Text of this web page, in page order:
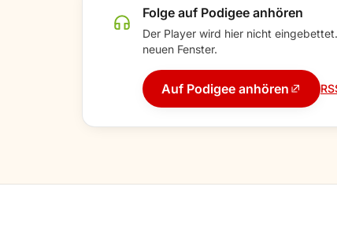
Folge auf Podigee anhören
Der Player wird hier nicht
neuen Fenster.
Auf Podigee anhören